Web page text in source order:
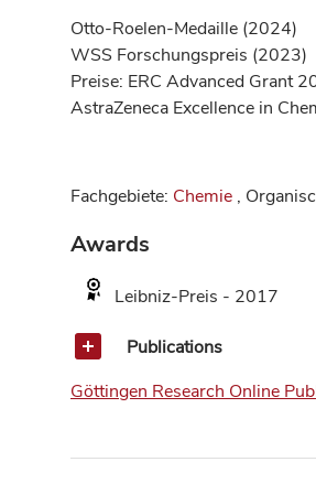
Otto-Roelen-Medaille (2024)
WSS Forschungspreis (2023)
Preise: ERC Advanced Grant
AstraZeneca Excellence in
Fachgebiete: Chemie ,
Awards
Leibniz-Preis - 2017
Publications
Göttingen Research Online